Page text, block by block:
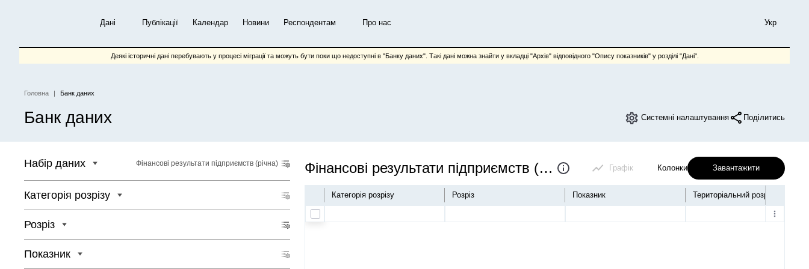
Дані Публікації Календар Новини Респондентам Про нас Укр
Деякі історичні дані перебувають у процесі міграції та можуть бути поки що недоступні в "Банку даних". Такі дані можна знайти у вкладці "Архів" відповідного "Опису показників" у розділі "Дані".
Рядок
навіґації
Головна Банк даних
Банк даних Системні налаштування Поділитись
Набір даних Фінансові результати підприємств (річна)
Категорія розрізу
Розріз
Показник
Фінансові результати підприємств (річна) Графік Колонки Завантажити
Категорія розрізу Розріз Показник Територіальний розріз